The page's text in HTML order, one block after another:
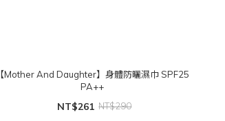
【Mother And Daughter】身體防曬濕巾 SPF25
PA++
NT$261 NT$290